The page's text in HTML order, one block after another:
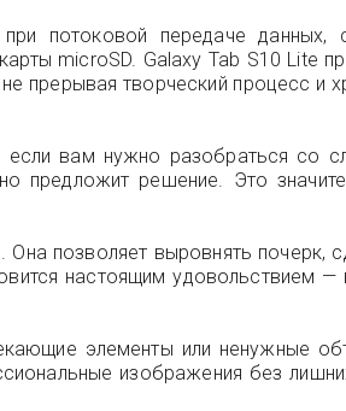
потоковой передаче данных,
microSD. Galaxy Tab S10 Lite
прерывая творческий процесс и
вам нужно разобраться со
предложит решение. Это
позволяет выровнять почерк,
настоящим удовольствием
элементы или ненужные
изображения без